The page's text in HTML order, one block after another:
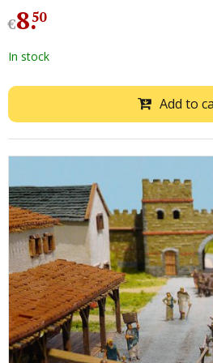
€8.
50
In stock
Add to